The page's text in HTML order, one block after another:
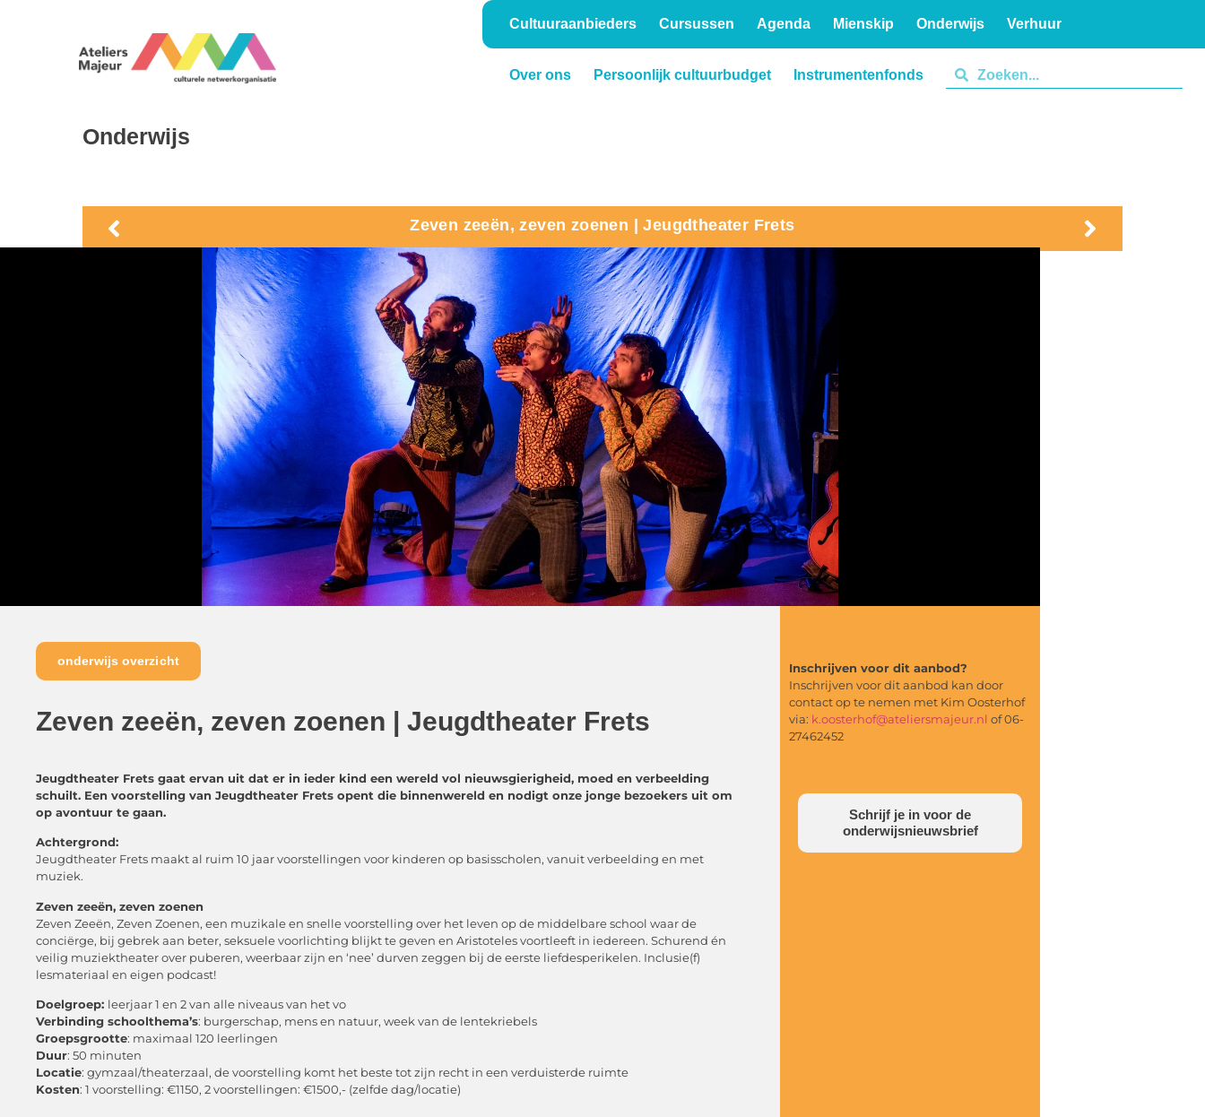
Cultuuraanbieders Cursussen Agenda Mienskip Onderwijs Verhuur
Over ons Persoonlijk cultuurbudget
Instrumentenfonds
Onderwijs
Zeven zeeën, zeven zoenen | Jeugdtheater Frets
onderwijs overzicht
Zeven zeeën, zeven zoenen | Jeugdtheater Frets
Jeugdtheater Frets gaat ervan uit dat er in ieder kind een wereld vol nieuwsgierigheid, moed en verbeelding
schuilt. Een voorstelling van Jeugdtheater Frets opent die binnenwereld en nodigt onze jonge bezoekers uit om
op avontuur te gaan.
Achtergrond:
Jeugdtheater Frets maakt al ruim 10 jaar voorstellingen voor kinderen op basisscholen, vanuit verbeelding en met
muziek.
Zeven zeeën, zeven zoenen
Zeven Zeeën, Zeven Zoenen, een muzikale en snelle voorstelling over het leven op de middelbare school waar de
conciërge, bij gebrek aan beter, seksuele voorlichting blijkt te geven en Aristoteles voortleeft in iedereen. Schurend én
veilig muziektheater over puberen, weerbaar zijn en ‘nee’ durven zeggen bij de eerste liefdesperikelen. Inclusie(f)
lesmateriaal en eigen podcast!
Doelgroep: leerjaar 1 en 2 van alle niveaus van het vo
Verbinding schoolthema’s: burgerschap, mens en natuur, week van de lentekriebels
Groepsgrootte: maximaal 120 leerlingen
Duur: 50 minuten
Locatie: gymzaal/theaterzaal, de voorstelling komt het beste tot zijn recht in een verduisterde ruimte
Kosten: 1 voorstelling: €1150, 2 voorstellingen: €1500,- (zelfde dag/locatie)
Inschrijven voor dit aanbod?
Inschrijven voor dit aanbod kan door
contact op te nemen met Kim Oosterhof
via: k.oosterhof@ateliersmajeur.nl of 06-
27462452
Schrijf je in voor de
onderwijsnieuwsbrief